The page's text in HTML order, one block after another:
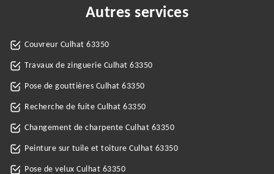
Autres services
Couvreur Culhat 63350
Travaux de zinguerie Culhat 63350
Pose de gouttières Culhat 63350
Recherche de fuite Culhat 63350
Changement de charpente Culhat 63350
Peinture sur tuile et toiture Culhat 63350
Pose de velux Culhat 63350